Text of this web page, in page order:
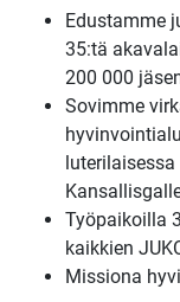
Edustamme
35:tä
200 000
Sovimme
Työpaikoilla
kaikkien
Missiona